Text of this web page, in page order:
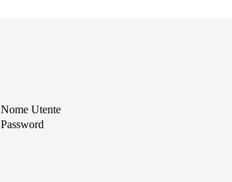
Nome Utente
Password